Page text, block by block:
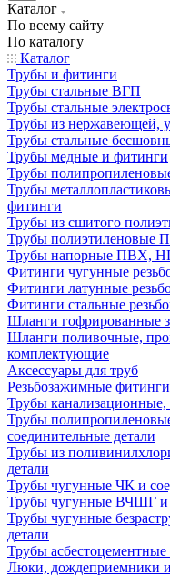
Каталог
По всему сайту
По каталогу
Каталог
Трубы и фитинги
Трубы стальные ВГП
Трубы стальные
Трубы из нержавеющей,
Трубы стальные
Трубы медные и фитинги
Трубы
Трубы
фитинги
Трубы из сшитого
Трубы
Трубы напорные ПВХ,
Фитинги чугунные
Фитинги латунные
Фитинги стальные
Шланги гофрированные
Шланги поливочные,
комплектующие
Аксессуары для труб
Резьбозажимные
Трубы канализационные,
Трубы
соединительные детали
Трубы из
детали
Трубы чугунные ЧК и
Трубы чугунные ВЧШГ и
Трубы чугунные
детали
Трубы
Люки, дождеприемники